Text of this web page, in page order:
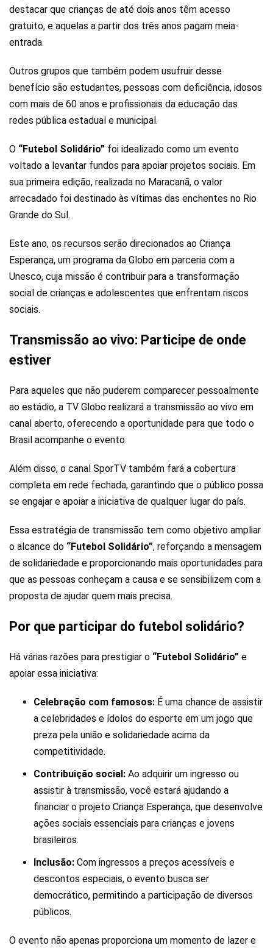
destacar que crianças de até dois anos têm acesso
gratuito, e aquelas a partir dos três anos pagam meia-
entrada.
Outros grupos que também podem usufruir desse
benefício são estudantes, pessoas com deficiência, idosos
com mais de 60 anos e profissionais da educação das
redes pública estadual e municipal.
O “Futebol Solidário” foi idealizado como um evento
voltado a levantar fundos para apoiar projetos sociais. Em
sua primeira edição, realizada no Maracanã, o valor
arrecadado foi destinado às vítimas das enchentes no Rio
Grande do Sul.
Este ano, os recursos serão direcionados ao Criança
Esperança, um programa da Globo em parceria com a
Unesco, cuja missão é contribuir para a transformação
social de crianças e adolescentes que enfrentam riscos
sociais.
Transmissão ao vivo: Participe de onde
estiver
Para aqueles que não puderem comparecer pessoalmente
ao estádio, a TV Globo realizará a transmissão ao vivo em
canal aberto, oferecendo a oportunidade para que todo o
Brasil acompanhe o evento.
Além disso, o canal SporTV também fará a cobertura
completa em rede fechada, garantindo que o público possa
se engajar e apoiar a iniciativa de qualquer lugar do país.
Essa estratégia de transmissão tem como objetivo ampliar
o alcance do “Futebol Solidário”, reforçando a mensagem
de solidariedade e proporcionando mais oportunidades para
que as pessoas conheçam a causa e se sensibilizem com a
proposta de ajudar quem mais precisa.
Por que participar do futebol solidário?
Há várias razões para prestigiar o “Futebol Solidário” e
apoiar essa iniciativa:
Celebração com famosos: É uma chance de assistir
a celebridades e ídolos do esporte em um jogo que
preza pela união e solidariedade acima da
competitividade.
Contribuição social: Ao adquirir um ingresso ou
assistir à transmissão, você estará ajudando a
financiar o projeto Criança Esperança, que desenvolve
ações sociais essenciais para crianças e jovens
brasileiros.
Inclusão: Com ingressos a preços acessíveis e
descontos especiais, o evento busca ser
democrático, permitindo a participação de diversos
públicos.
O evento não apenas proporciona um momento de lazer e